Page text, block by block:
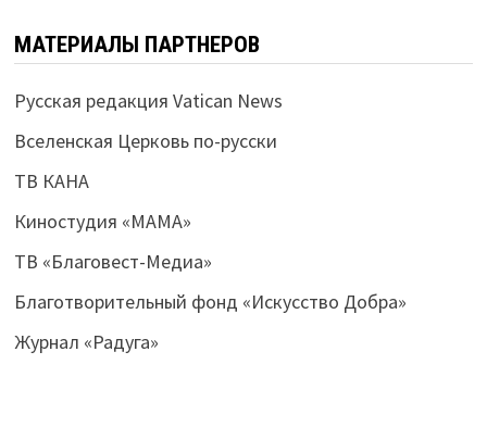
МАТЕРИАЛЫ ПАРТНЕРОВ
Русская редакция Vatican News
Вселенская Церковь по-русски
ТВ КАНА
Киностудия «МАМА»
ТВ «Благовест-Медиа»
Благотворительный фонд «Искусство Добра»
Журнал «Радуга»